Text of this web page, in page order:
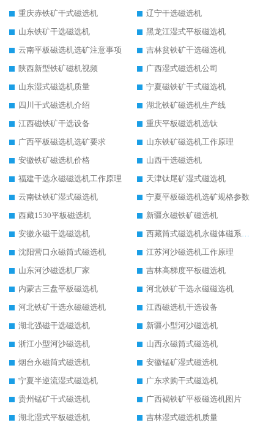
重庆赤铁矿干式磁选机
辽宁干选磁选机
山东铁矿干选磁选机
黑龙江湿式平板磁选机
云南平板磁选机选矿注意事项
吉林贫铁矿干选磁选机
陕西新型铁矿磁机视频
广西湿式磁选机公司
山东湿式磁选机质量
宁夏磁铁矿干式磁选机
四川干式磁选机介绍
湖北铁矿磁选机生产线
江西磁铁矿干选设备
重庆平板磁选机选钛
广西平板磁选机选矿要求
山东铁矿磁选机工作原理
安徽铁矿磁选机价格
山西干选磁选机
福建干选永磁磁选机工作原理
天津钛尾矿湿式磁选机
云南钛铁矿湿式磁选机
宁夏平板磁选机选矿规格参数
西藏1530平板磁选机
新疆永磁铁矿磁选机
安徽永磁干选磁选机
西藏筒式磁选机永磁体磁系设计
沈阳营口永磁筒式磁选机
江苏河沙磁选机工作原理
山东河沙磁选机厂家
吉林高梯度平板磁选机
内蒙古三盘平板磁选机
河北铁矿干选永磁磁选机
河北铁矿干选永磁磁选机
江西磁选机干选设备
湖北强磁干选磁选机
新疆小型河沙磁选机
浙江小型河沙磁选机
山西永磁筒式磁选机
烟台永磁筒式磁选机
安徽锰矿湿式磁选机
宁夏半逆流湿式磁选机
广东求购干式磁选机
贵州锰矿干式磁选机
广西褐铁矿平板磁选机图片
湖北湿式平板磁选机
吉林湿式磁选机质量